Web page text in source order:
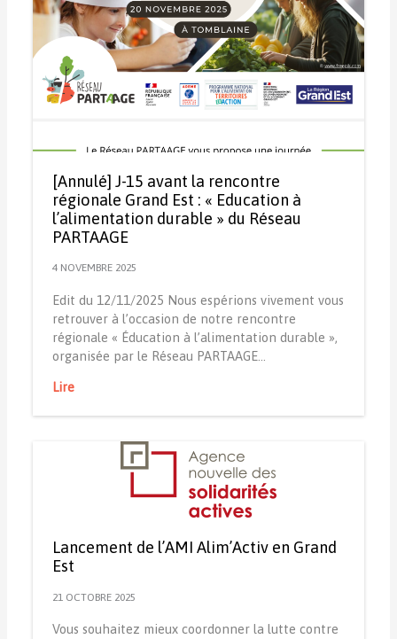
[Annulé] J-15 avant la rencontre
régionale Grand Est : « Education à
l’alimentation durable » du Réseau
PARTAAGE
4 NOVEMBRE 2025
Edit du 12/11/2025 Nous espérions vivement vous
retrouver à l’occasion de notre rencontre
régionale « Éducation à l’alimentation durable »,
organisée par le Réseau PARTAAGE…
Lire
Lancement de l’AMI Alim’Activ en Grand
Est
21 OCTOBRE 2025
Vous souhaitez mieux coordonner la lutte contre